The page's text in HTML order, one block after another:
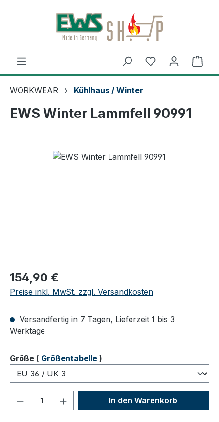
Zum Hauptinhalt springen
WORKWEAR Kühlhaus / Winter
EWS Winter Lammfell 90991
Regulärer Preis:
154,90 €
Preise inkl. MwSt. zzgl. Versandkosten
Versandfertig in 7 Tagen, Lieferzeit 1 bis 3
Werktage
Größeauswählen
( Größentabelle )
Produkt Anzahl: Gib denIn den Warenkorb